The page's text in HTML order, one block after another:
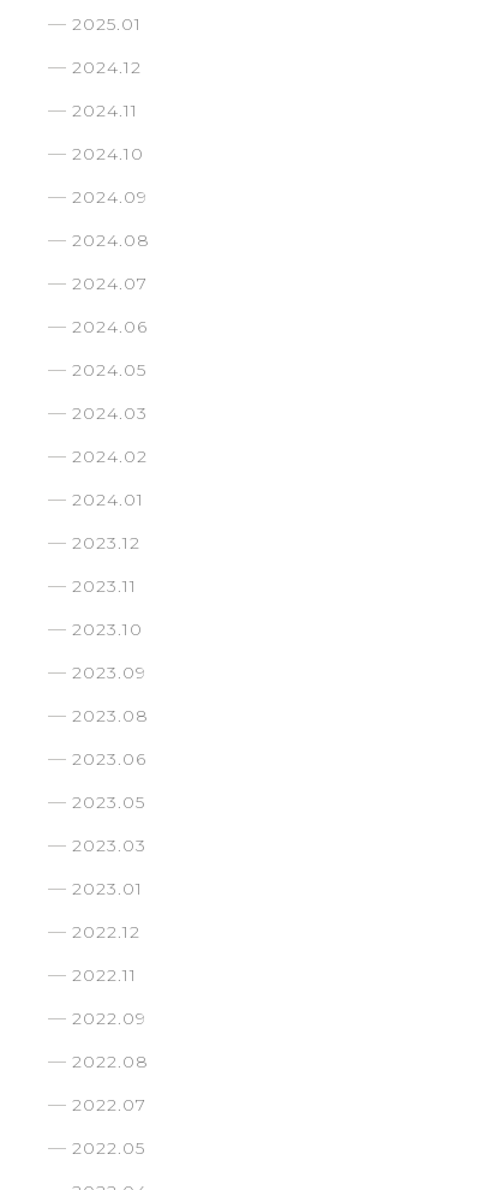
2025.01
2024.12
2024.11
2024.10
2024.09
2024.08
2024.07
2024.06
2024.05
2024.03
2024.02
2024.01
2023.12
2023.11
2023.10
2023.09
2023.08
2023.06
2023.05
2023.03
2023.01
2022.12
2022.11
2022.09
2022.08
2022.07
2022.05